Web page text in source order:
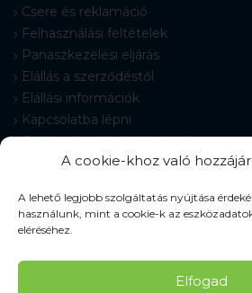
A cookie-khoz való
A lehető legjobb szolgáltatás nyújtása
használunk, mint a cookie-k az
eléréséhez.
Elfogad
Csere és reklamáció
Felhasználási feltételek
Panaszkezelési eljárás
Elállás a szerződéstől
Elállási információk
Kapcsolatba lépni
Gyakran Ismételt Kérdések
Cookie-beállítások
© 2026 Pracovné odevy ZIKO s. r. o.,